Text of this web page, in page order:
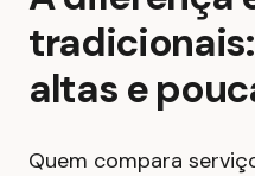
altas e
Quem compara